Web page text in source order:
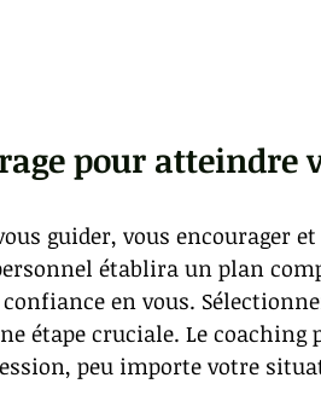
pour atteindre
guider, vous encourager
établira un plan
en vous.
étape cruciale. Le
peu importe votre